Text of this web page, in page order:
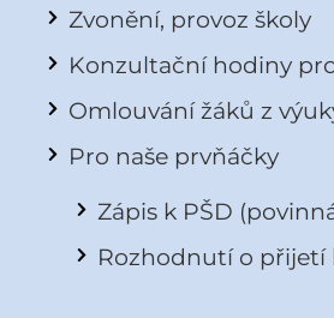
Zvonění, provoz školy
Konzultační hodiny
Omlouvání žáků z
Pro naše prvňáčky
Zápis k PŠD
Rozhodnutí o přijetí